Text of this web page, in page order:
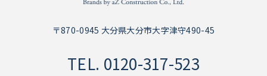
〒870-0945 大分県大分市大字津守490-45
TEL. 0120-317-523